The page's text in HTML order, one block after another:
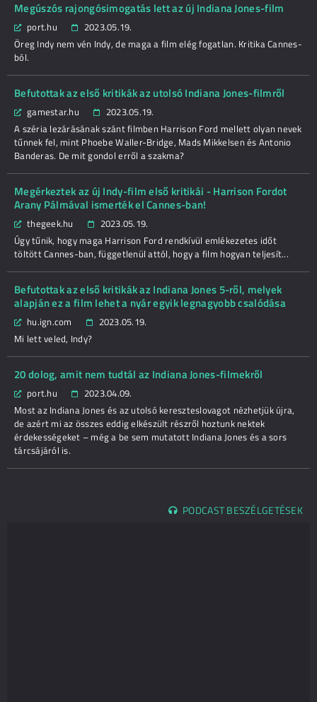
Megúszós rajongósimogatás lett az új Indiana Jones-film
port.hu
2023.05.19.
Öreg Indy nem vén Indy, de maga a film elég fogatlan. Kritika Cannes-
ból.
Befutottak az első kritikák az utolsó Indiana Jones-filmről
gamestar.hu
2023.05.19.
A széria lezárásának szánt filmben Harrison Ford mellett olyan nevek
tűnnek fel, mint Phoebe Waller-Bridge, Mads Mikkelsen és Antonio
Banderas. De mit gondol erről a szakma?
Megérkeztek az új Indy-film első kritikái - Harrison Fordot
Arany Pálmával ismerték el Cannes-ban!
thegeek.hu
2023.05.19.
Úgy tűnik, hogy maga Harrison Ford rendkívül emlékezetes időt
töltött Cannes-ban, függetlenül attól, hogy a film hogyan teljesít...
Befutottak az első kritikák az Indiana Jones 5-ről, melyek
alapján ez a film lehet a nyár egyik legnagyobb csalódása
hu.ign.com
2023.05.19.
Mi lett veled, Indy?
20 dolog, amit nem tudtál az Indiana Jones-filmekről
port.hu
2023.04.09.
Most az Indiana Jones és az utolsó kereszteslovagot nézhetjük újra,
de azért mi az összes eddig elkészült részről hoztunk nektek
érdekességeket – még a be sem mutatott Indiana Jones és a sors
tárcsájáról is.
PODCAST BESZÉLGETÉSEK